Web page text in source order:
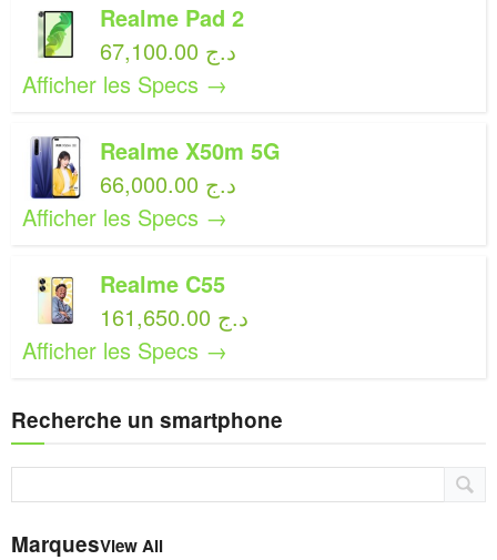
Realme Pad 2
67,100.00 د.ج
Afficher les Specs →
Realme X50m 5G
66,000.00 د.ج
Afficher les Specs →
Realme C55
161,650.00 د.ج
Afficher les Specs →
Recherche un smartphone
MarquesView All